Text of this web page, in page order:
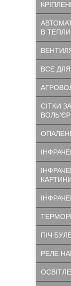
В
ВСЕ
СІТКИ
ПІЧ
РЕЛЕ